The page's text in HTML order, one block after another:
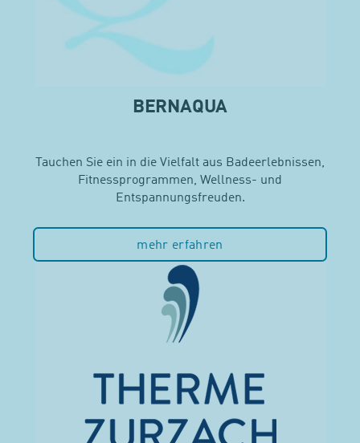
BERNAQUA
Tauchen Sie ein in die Vielfalt aus Badeerlebnissen,
Fitnessprogrammen, Wellness- und
Entspannungsfreuden.
mehr erfahren